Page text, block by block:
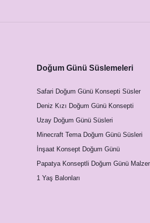
Doğum Günü Süslemeleri
Safari Doğum Günü Konsepti Süsler
Deniz Kızı Doğum Günü Konsepti
Uzay Doğum Günü Süsleri
Minecraft Tema Doğum Günü Süsleri
İnşaat Konsept Doğum Günü
Papatya Konseptli Doğum Günü
1 Yaş Balonları